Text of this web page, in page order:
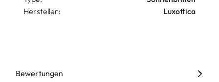
Hersteller:
Luxottica
Bewertungen